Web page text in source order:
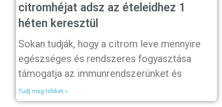
citromhéjat adsz az ételeidhez 1
héten keresztül
Sokan tudják, hogy a citrom leve mennyire
egészséges és rendszeres fogyasztása
támogatja az immunrendszerünket és
Tudj meg többet »